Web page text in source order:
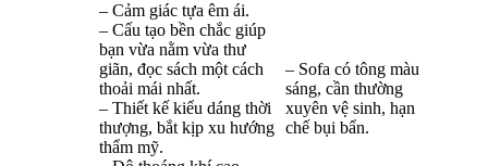
– Cảm giác tựa êm ái.
– Cấu tạo bền chắc giúp
bạn vừa nằm vừa thư
giãn, đọc sách một cách
thoải mái nhất.
– Thiết kế kiểu dáng thời
thượng, bắt kịp xu hướng
thẩm mỹ.
– Sofa có tông màu
sáng, cần thường
xuyên vệ sinh, hạn
chế bụi bẩn.